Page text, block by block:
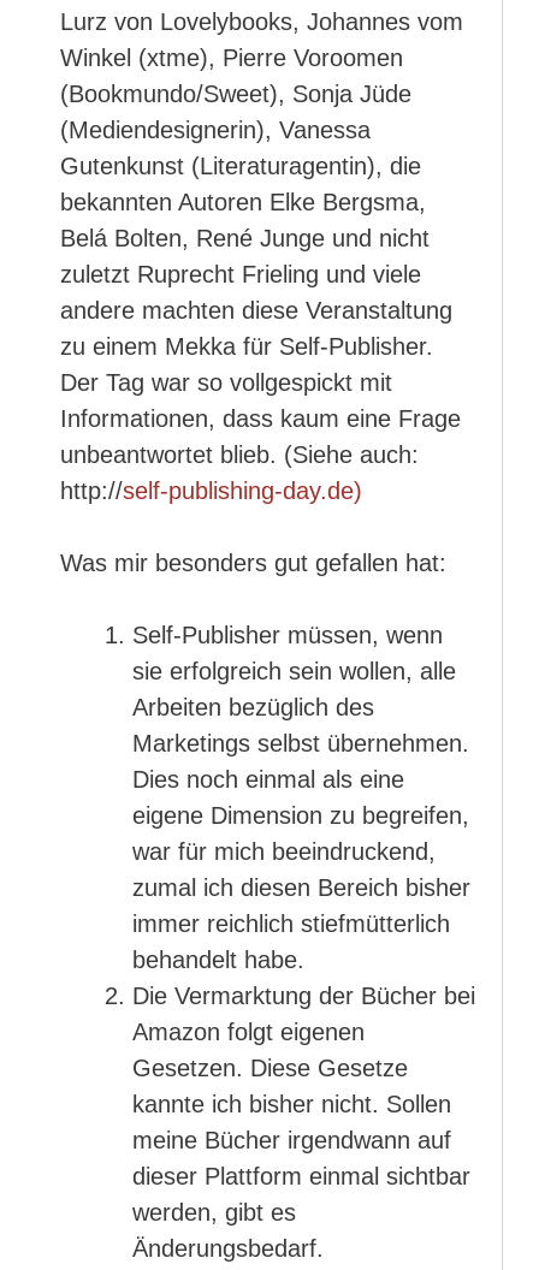
Lurz von Lovelybooks, Johannes vom
Winkel (xtme), Pierre Voroomen
(Bookmundo/Sweet), Sonja Jüde
(Mediendesignerin), Vanessa
Gutenkunst (Literaturagentin), die
bekannten Autoren Elke Bergsma,
Belá Bolten, René Junge und nicht
zuletzt Ruprecht Frieling und viele
andere machten diese Veranstaltung
zu einem Mekka für Self-Publisher.
Der Tag war so vollgespickt mit
Informationen, dass kaum eine Frage
unbeantwortet blieb. (Siehe auch:
http://self-publishing-day.de)
Was mir besonders gut gefallen hat:
Self-Publisher müssen, wenn
sie erfolgreich sein wollen, alle
Arbeiten bezüglich des
Marketings selbst übernehmen.
Dies noch einmal als eine
eigene Dimension zu begreifen,
war für mich beeindruckend,
zumal ich diesen Bereich bisher
immer reichlich stiefmütterlich
behandelt habe.
Die Vermarktung der Bücher bei
Amazon folgt eigenen
Gesetzen. Diese Gesetze
kannte ich bisher nicht. Sollen
meine Bücher irgendwann auf
dieser Plattform einmal sichtbar
werden, gibt es
Änderungsbedarf.